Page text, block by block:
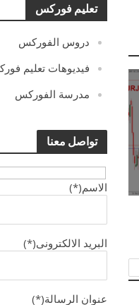
تعليم فوركس
دروس الفوركس
فيديوهات تعليم
مدرسة الفوركس
تواصل معنا
الاسم(*)
البريد الالكترونى(*)
عنوان الرسالة(*)